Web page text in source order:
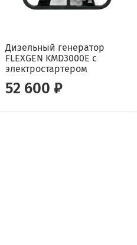
Дизельный генератор
FLEXGEN KMD3000E с
электростартером
52 600 ₽